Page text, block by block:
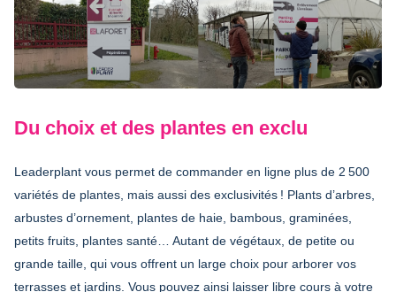
Du choix et des plantes en exclu
Leaderplant vous permet de commander en ligne plus de 2 500
variétés de plantes, mais aussi des exclusivités ! Plants d’arbres,
arbustes d’ornement, plantes de haie, bambous, graminées,
petits fruits, plantes santé… Autant de végétaux, de petite ou
grande taille, qui vous offrent un large choix pour arborer vos
terrasses et jardins. Vous pouvez ainsi laisser libre cours à votre